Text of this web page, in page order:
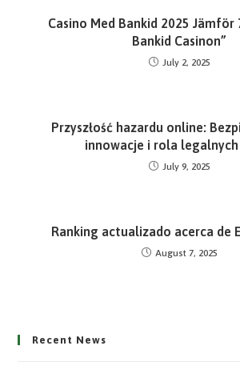
Casino Med Bankid 2025 Jämför
Bankid Casinon”
July 2, 2025
Przyszłość hazardu online:
innowacje i rola legalnych
July 9, 2025
Ranking actualizado acerca de
August 7, 2025
Recent News